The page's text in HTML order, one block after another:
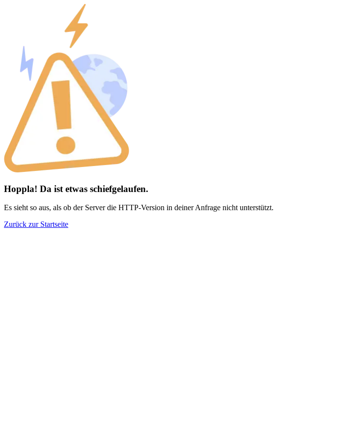
Hoppla! Da ist etwas schiefgelaufen.
Es sieht so aus, als ob der Server die HTTP-Version in deiner Anfrage nicht unterstützt.
Zurück zur Startseite